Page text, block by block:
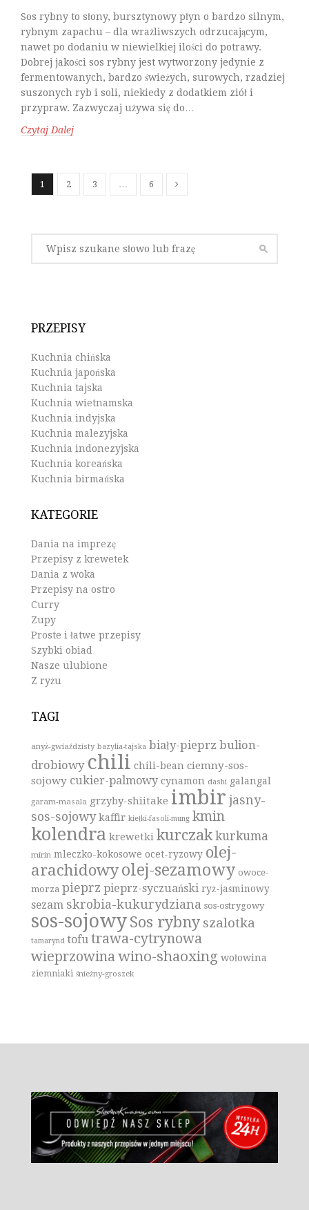
Sos rybny to słony, bursztynowy płyn o bardzo silnym,
rybnym zapachu – dla wrażliwszych odrzucającym,
nawet po dodaniu w niewielkiej ilości do potrawy.
Dobrej jakości sos rybny jest wytworzony jedynie z
fermentowanych, bardzo świeżych, surowych, rzadziej
suszonych ryb i soli, niekiedy z dodatkiem ziół i
przypraw. Zazwyczaj używa się do…
Czytaj Dalej
1 2 3 … 6
PRZEPISY
Kuchnia chińska
Kuchnia japońska
Kuchnia tajska
Kuchnia wietnamska
Kuchnia indyjska
Kuchnia malezyjska
Kuchnia indonezyjska
Kuchnia koreańska
Kuchnia birmańska
KATEGORIE
Dania na imprezę
Przepisy z krewetek
Dania z woka
Przepisy na ostro
Curry
Zupy
Proste i łatwe przepisy
Szybki obiad
Nasze ulubione
Z ryżu
TAGI
anyż-gwiaździsty bazylia-tajska biały-pieprz bulion-
drobiowy chili chili-bean ciemny-sos-
sojowy cukier-palmowy cynamon dashi galangal
garam-masala grzyby-shiitake imbir jasny-
sos-sojowy kaffir kiełki-fasoli-mung kmin
kolendra krewetki kurczak kurkuma
mirin mleczko-kokosowe ocet-ryzowy olej-
arachidowy olej-sezamowy owoce-
morza pieprz pieprz-syczuański ryż-jaśminowy
sezam skrobia-kukurydziana sos-ostrygowy
sos-sojowy Sos rybny szalotka
tamarynd tofu trawa-cytrynowa
wieprzowinawino-shaoxing wołowina
ziemniaki śnieżny-groszek